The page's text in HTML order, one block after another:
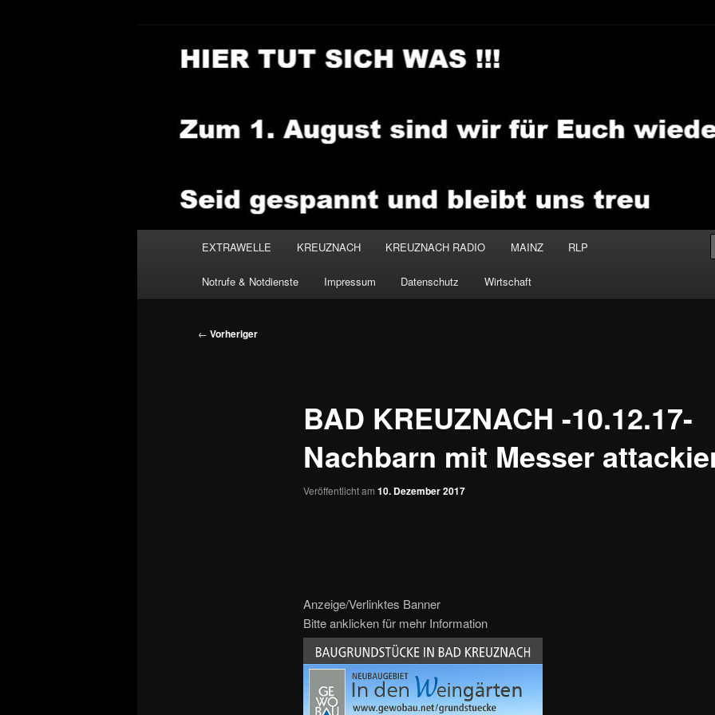
EXTRAWELLE KREUZNACH KREUZNACH RADIO MAINZ RLP
Notrufe & Notdienste Impressum Datenschutz Wirtschaft
Beitragsnavigation
← Vorheriger
BAD KREUZNACH -10.12.17-
Nachbarn mit Messer
Veröffentlicht am 10. Dezember 2017
Anzeige/Verlinktes Banner
Bitte anklicken für mehr Information